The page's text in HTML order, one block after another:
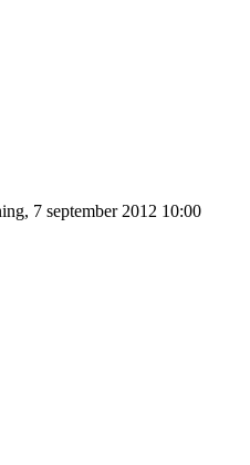
7 september 2012 10:00